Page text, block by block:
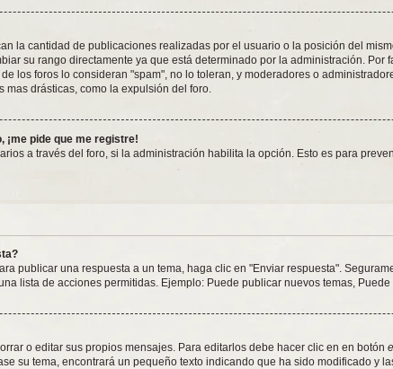
la cantidad de publicaciones realizadas por el usuario o la posición del
su rango directamente ya que está determinado por la administración. Por
los foros lo consideran "spam", no lo toleran, y moderadores o
drásticas, como la expulsión del foro.
¡me pide que me registre!
a través del foro, si la administración habilita la opción. Esto es para
publicar una respuesta a un tema, haga clic en "Enviar respuesta".
lista de acciones permitidas. Ejemplo: Puede publicar nuevos temas,
o editar sus propios mensajes. Para editarlos debe hacer clic en en botón
su tema, encontrará un pequeño texto indicando que ha sido modificado y